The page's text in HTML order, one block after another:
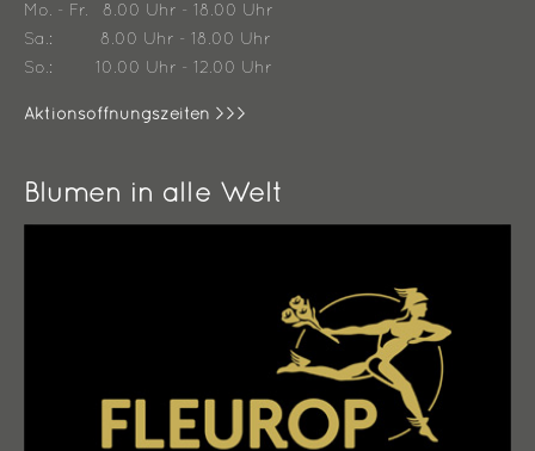
Mo. - Fr. 8.00 Uhr - 18.00 Uhr
Sa.: 8.00 Uhr - 18.00 Uhr
So.: 10.00 Uhr - 12.00 Uhr
Aktionsöffnungszeiten >>>
Blumen in alle Welt